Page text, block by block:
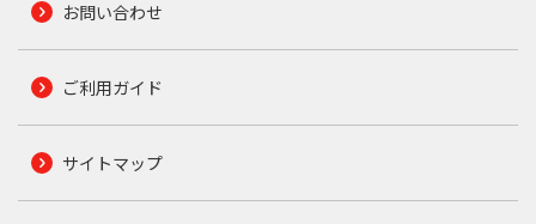
お問い合わせ
ご利用ガイド
サイトマップ